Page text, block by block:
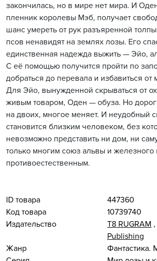
закончилась, но в мире нет мира. И
пленник королевы Мэб, получает
шанс умереть от рук разъяренной
псов ненавидят на землях лозы. Его
единственная надежда выжить — Эйо,
С её помощью получится пройти по
добраться до перевала и избавиться от
Для Эйо, вынужденной скрываться от
живым товаром, Оден — обуза. Но
на двоих, многое меняет. И неудобный
становится близким человеком, без
невозможно представить ни дом, ни
только многим союз альвы и железного
противоестественным.
ID товара
447360
Код товара
10739740
Издательство
Т8 RUGRAM ,
Publishing
Жанр
Фантастика.